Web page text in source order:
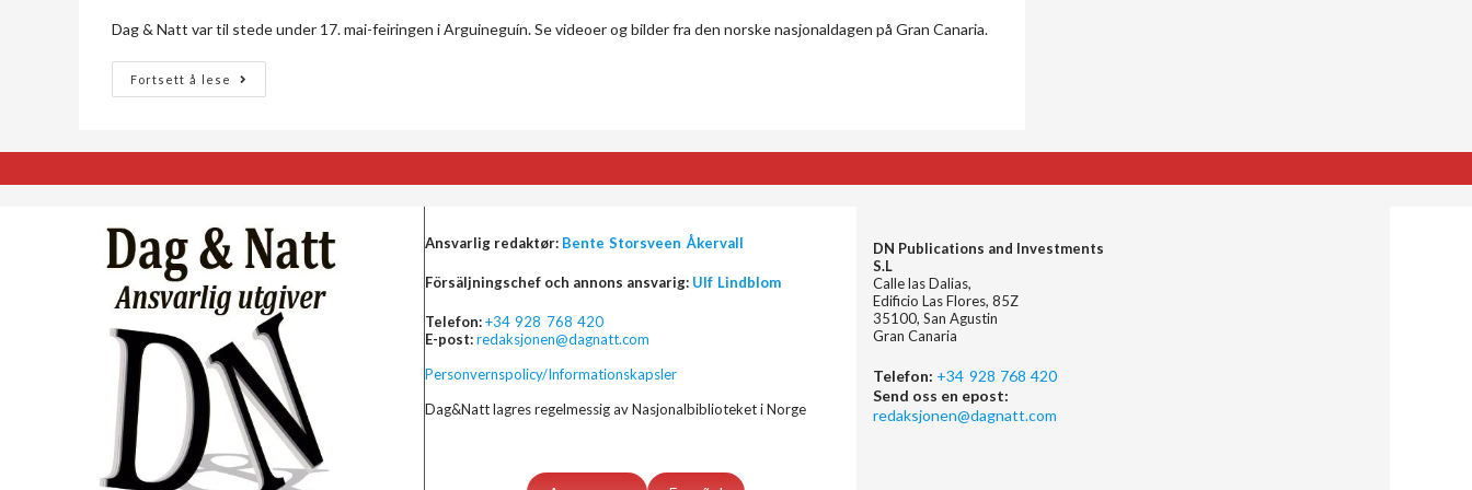
Dag & Natt var til stede under 17. mai-feiringen i Arguineguín. Se videoer og bilder fra den norske nasjonaldagen på Gran Canaria.
Fortsett å lese
Ansvarlig redaktør: Bente Storsveen Åkervall
Försäljningschef och annons ansvarig: Ulf Lindblom
Telefon:+34 928 768 420
E-post:redaksjonen@dagnatt.com
Personvernspolicy/Informationskapsler
Dag&Natt lagres regelmessig av Nasjonalbiblioteket i Norge
DN Publications and Investments
S.L
Calle las Dalias,
Edificio Las Flores, 85Z
35100, San Agustin
Gran Canaria
Telefon: +34 928 768 420
Send oss en epost:
redaksjonen@dagnatt.com